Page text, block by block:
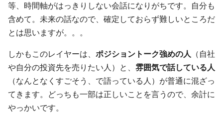
等、時間軸がはっきりしない会話になりがちです。自分も
含めて。未来の話なので、確定しておらず難しいところだ
とは思いますが。。。
しかもこのレイヤーは、 ポジショントーク強めの人 （自社
や自分の投資先を売りたい人）と、 雰囲気で話している人
（なんとなくすごそう、で語っている人）が普通に混ざっ
てきます。どっちも一部は正しいことを言うので、余計に
やっかいです。